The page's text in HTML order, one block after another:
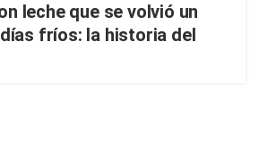
leche que se volvió un
fríos: la historia del